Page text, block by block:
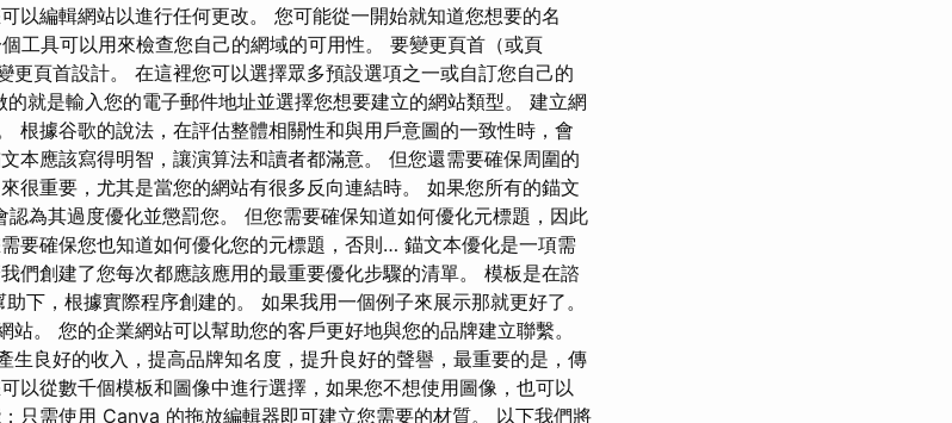
以編輯網站以進行任何更改。 您可能從一開始就知道您想要的名
工具可以用來檢查您自己的網域的可用性。 要變更頁首（或頁
更頁首設計。 在這裡您可以選擇眾多預設選項之一或自訂您自己的
就是輸入您的電子郵件地址並選擇您想要建立的網站類型。 建立網
根據谷歌的說法，在評估整體相關性和與用戶意圖的一致性時，會
本應該寫得明智，讓演算法和讀者都滿意。 但您還需要確保周圍的
很重要，尤其是當您的網站有很多反向連結時。 如果您所有的錨文
為其過度優化並懲罰您。 但您需要確保知道如何優化元標題，因此
要確保您也知道如何優化您的元標題，否則… 錨文本優化是一項需
們創建了您每次都應該應用的最重要優化步驟的清單。 模板是在諮
下，根據實際程序創建的。 如果我用一個例子來展示那就更好了。
。 您的企業網站可以幫助您的客戶更好地與您的品牌建立聯繫。
生良好的收入，提高品牌知名度，提升良好的聲譽，最重要的是，傳
以從數千個模板和圖像中進行選擇，如果您不想使用圖像，也可以
只需使用 Canva 的拖放編輯器即可建立您需要的材質。 以下我們將